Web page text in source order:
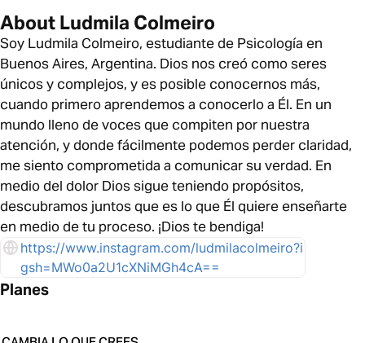
About Ludmila Colmeiro
Soy Ludmila Colmeiro, estudiante de Psicología en
Buenos Aires, Argentina. Dios nos creó como seres
únicos y complejos, y es posible conocernos más,
cuando primero aprendemos a conocerlo a Él. En un
mundo lleno de voces que compiten por nuestra
atención, y donde fácilmente podemos perder claridad,
me siento comprometida a comunicar su verdad. En
medio del dolor Dios sigue teniendo propósitos,
descubramos juntos que es lo que Él quiere enseñarte
en medio de tu proceso. ¡Dios te bendiga!
https://www.instagram.com/ludmilacolmeiro?i
gsh=MWo0a2U1cXNiMGh4cA==
Planes